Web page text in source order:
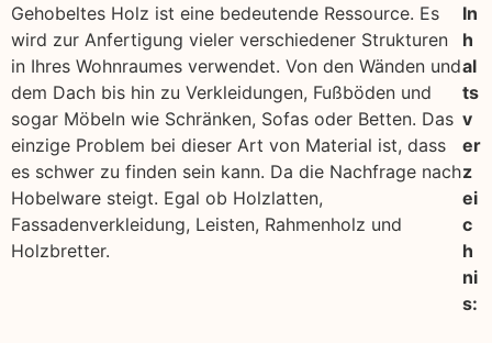
Gehobeltes Holz ist eine bedeutende Ressource. Es
wird zur Anfertigung vieler verschiedener Strukturen
in Ihres Wohnraumes verwendet. Von den Wänden und
dem Dach bis hin zu Verkleidungen, Fußböden und
sogar Möbeln wie Schränken, Sofas oder Betten. Das
einzige Problem bei dieser Art von Material ist, dass
es schwer zu finden sein kann. Da die Nachfrage nach
Hobelware steigt. Egal ob Holzlatten,
Fassadenverkleidung, Leisten, Rahmenholz und
Holzbretter.
In
h
al
ts
v
er
z
ei
c
h
ni
s: